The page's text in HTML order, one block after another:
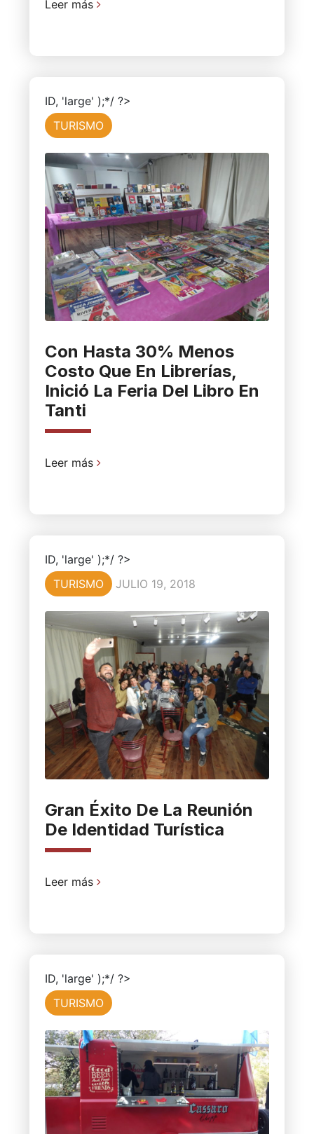
Leer más
ID, 'large' );*/ ?>
TURISMO
Con Hasta 30% Menos
Costo Que En Librerías,
Inició La Feria Del Libro En
Tanti
Leer más
ID, 'large' );*/ ?>
TURISMO
JULIO 19, 2018
Gran Éxito De La Reunión
De Identidad Turística
Leer más
ID, 'large' );*/ ?>
TURISMO